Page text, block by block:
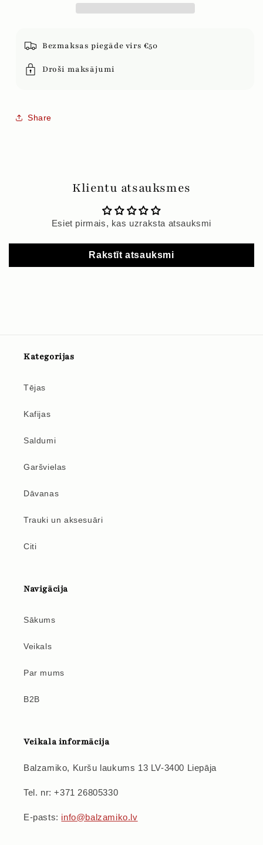
Bezmaksas piegāde virs €50
Droši maksājumi
Share
Klientu atsauksmes
Esiet pirmais, kas uzraksta atsauksmi
Rakstīt atsauksmi
Kategorijas
Tējas
Kafijas
Saldumi
Garšvielas
Dāvanas
Trauki un aksesuāri
Citi
Navigācija
Sākums
Veikals
Par mums
B2B
Veikala informācija
Balzamiko, Kuršu laukums 13 LV-3400 Liepāja
Tel. nr: +371 26805330
E-pasts: info@balzamiko.lv